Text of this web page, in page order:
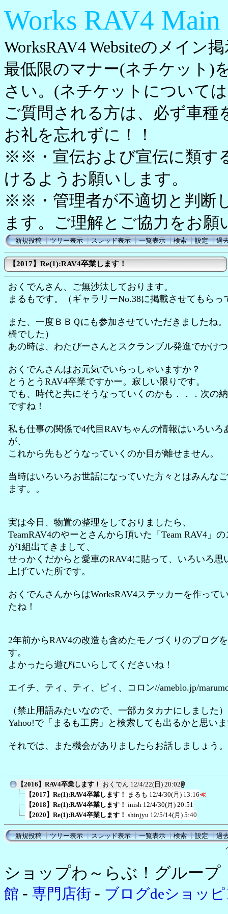
Works RAV4 Main
WorksRAV4 Websiteのメイン
最低限のマナー(ネチケット)
さい。(ネチケットについては
ご質問される方は、必ず車
お礼を忘れずに！！
※※・宣伝および宣伝に類す
けるようお願いします。
※※・管理者が不適切と判断
ます。ご理解とご協力をお願
新規投稿┃ツリー表示┃スレッド表示┃一覧表示┃検索┃設定┃過
【2017】Re(1):RAV4卒業します！
おくでんさん、ご無沙汰しております。
まるもです。（ギャラリーNo.38に掲載させてもらっ
また、一度ＢＢＱにも参加させていただきましたね
橋でした）
あの時は、わたびーさんとスクランブル発進でかけ
おくでんさんはお元気でいらっしゃいますか？
とうとうRAV4卒業ですかー。寂しい限りです。
でも、時代と共にそうなっていくのかも．．．次の
ですね！
私も仕事の関係で4代目RAVちゃんの情報はいろいろ
が、
これから先もどうなっていくのか目が離せません。
当時はいろいろお世話になっていた方々とはみんな
ます。。
実は今日、物置の整理をしておりましたら、
TeamRAV4のやーとさんから頂いた「Team RAV4」
が1組出てきまして、
せっかくだからと愛車のRAV4に貼って、いろいろ思
上げていた所です。
おくでんさんからはWorksRAV4ステッカーを作って
たね！
2年前からRAV4の改造も含めたモノづくりのブログ
す。
よかったら遊びにいらしてくださいね！
エイチ、ティ、ティ、ピィ、コロン//ameblo.jp/
（禁止用語みたいなので、一部カタカナにしました）
Yahoo!で「まるも工房」と検索しても出るかと思い
それでは、また機会がありましたらお話しましょう。
【2016】RAV4卒業します！ おくでん 12/4/22(日) 20:02
【2017】Re(1):RAV4卒業します！
まるも 12/4/30(月) 13:16≪
【2018】Re(1):RAV4卒業します！ inish 12/4/30(月) 20:51
【2020】Re(1):RAV4卒業します！ shinjyu 12/5/14(月) 5:40
新規投稿┃ツリー表示┃スレッド表示┃一覧表示┃検索┃設定┃過
ショップわ～らぶ！グループ
館 - 専門店街 - ブログdeショッ